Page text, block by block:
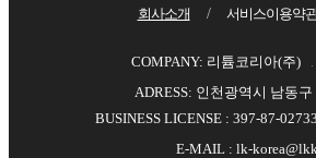
회사소개 / 서비스이용약
COMPANY: 리튬코리아(주)
ADRESS: 인천광역시 남동
BUSINESS LICENSE : 397-87-02733
E-MAIL : lk-